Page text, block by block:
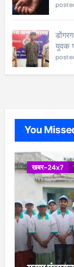
युवक
You
खबर-24x7